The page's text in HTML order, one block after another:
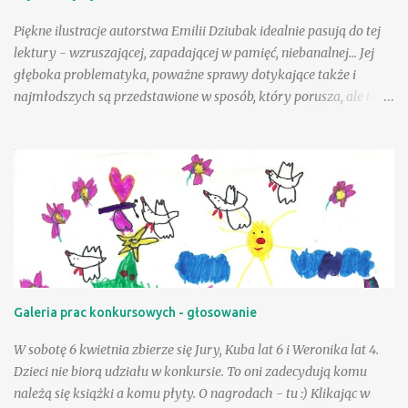
Co nadawano w brzozowym gaju? I kto jest głupi? … :) fragm.
Cuda i dziwy - Wielka księga...
Piękne ilustracje autorstwa Emilii Dziubak idealnie pasują do tej
lektury - wzruszającej, zapadającej w pamięć, niebanalnej... Jej
głęboka problematyka, poważne sprawy dotykające także i
najmłodszych są przedstawione w sposób, który porusza, ale też i
swojej biblioteczce. Andzia - bohaterka książki - była wyjątkowo
szczęśliwą dziewczynką, a wielka w tym zasługa taty, a choć był
jej tak bliski, to paradoksalnie teraz lepiej sobie poradzić w tej
trudnej sytuacji, gdy tak drogiej osoby zabrakło - przeciwnie niż
jej mama. Andzia zauważa, że mama czasem zachowuje się tak, "
jakby zapomniała, że już jest dorosła " - można to różnie
tłumaczyć - silniejszymi więzami, odmienną sytuacją życiową, na
pewno jednak niebagatelne znaczenie ma dla dziewczynki
szczególnej, bo "ptasiej postaci...
Galeria prac konkursowych - głosowanie
W sobotę 6 kwietnia zbierze się Jury, Kuba lat 6 i Weronika lat 4.
Dzieci nie biorą udziału w konkursie. To oni zadecydują komu
należą się książki a komu płyty. O nagrodach - tu :) Klikając w